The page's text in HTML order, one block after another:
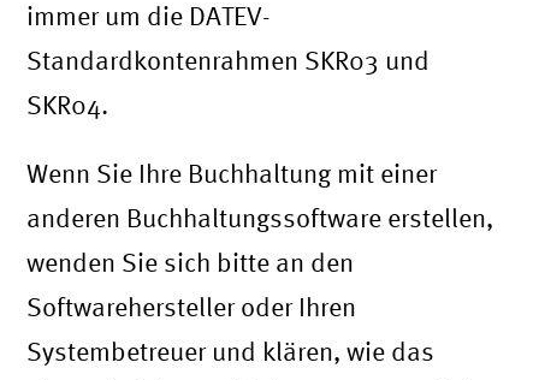
immer um die DATEV-
Standardkontenrahmen SKR03 und
SKR04.
Wenn Sie Ihre Buchhaltung mit einer
anderen Buchhaltungssoftware erstellen,
wenden Sie sich bitte an den
Softwarehersteller oder Ihren
Systembetreuer und klären, wie das